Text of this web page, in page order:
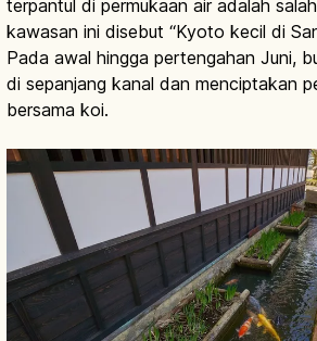
terpantul di permukaan air adalah
kawasan ini disebut “Kyoto kecil di
Pada awal hingga pertengahan Juni,
di sepanjang kanal dan menciptakan
bersama koi.